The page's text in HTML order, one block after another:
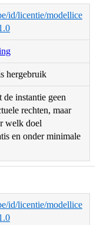
id/licentie/modellice
hergebruik
instantie geen
rechten, maar
welk doel
en onder minimale
id/licentie/modellice